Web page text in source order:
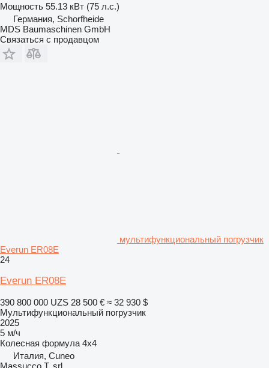
Мощность 55.13 кВт (75 л.с.)
Германия, Schorfheide
MDS Baumaschinen GmbH
Связаться с продавцом
мультифункциональный погрузчик
Everun ER08E
24
Everun ER08E
390 800 000 UZS 28 500 € ≈ 32 930 $
Мультифункциональный погрузчик
2025
5 м/ч
Колесная формула 4x4
Италия, Cuneo
Massucco T. srl